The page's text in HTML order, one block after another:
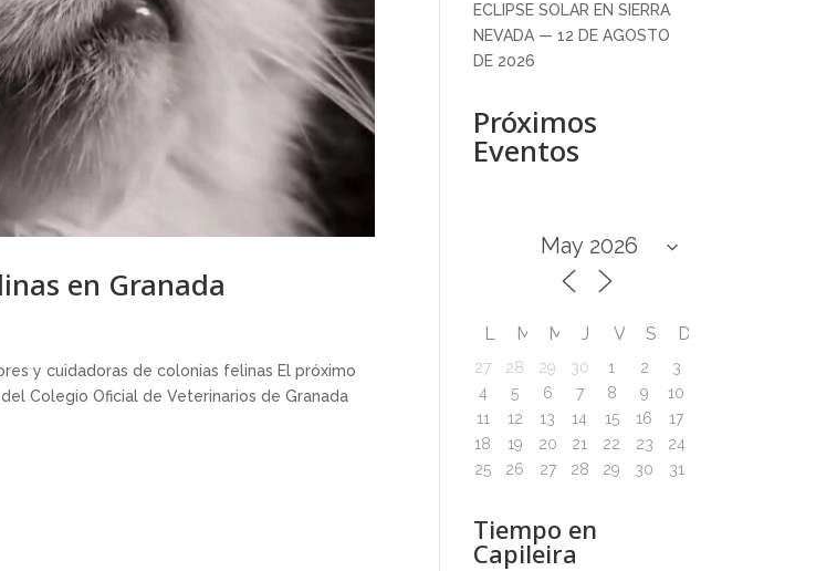
en Granada
y cuidadoras de colonias felinas El próximo
Colegio Oficial de Veterinarios de Granada
ECLIPSE SOLAR EN SIERRA
NEVADA — 12 DE AGOSTO
DE 2026
Próximos
Eventos
L M M J V S D
27 28 29 30 1 2
3
4
5 6 7 8 9
10
11
12 13 14 15 16
17
18
19 20 21 22 23
24
25
26 27 28 29 30 31
Tiempo en
Capileira